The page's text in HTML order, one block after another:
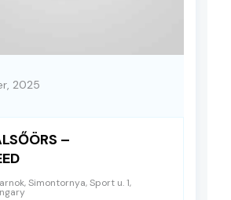
2025
–
Simontornya, Sport u. 1,